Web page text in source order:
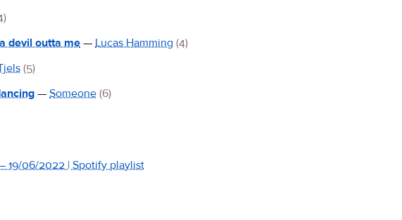
devil outta me — Lucas Hamming (4)
(5)
— Someone (6)
19/06/2022 | Spotify playlist